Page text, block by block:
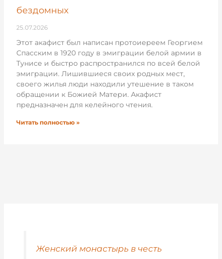
бездомных
25.07.2026
Этот акафист был написан протоиереем Георгием
Спасским в 1920 году в эмиграции белой армии в
Тунисе и быстро распространился по всей белой
эмиграции. Лишившиеся своих родных мест,
своего жилья люди находили утешение в таком
обращении к Божией Матери. Акафист
предназначен для келейного чтения.
Читать полностью »
Женский монастырь в честь